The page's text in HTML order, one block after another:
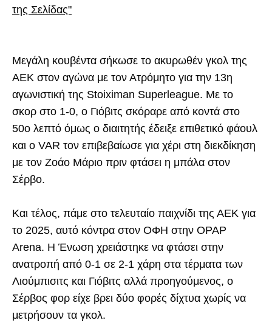
της Σελίδας"
Μεγάλη κουβέντα σήκωσε το ακυρωθέν γκολ της
ΑΕΚ στον αγώνα με τον Ατρόμητο για την 13η
αγωνιστική της Stoiximan Superleague. Με το
σκορ στο 1-0, ο Γιόβιτς σκόραρε από κοντά στο
50ο λεπτό όμως ο διαιτητής έδειξε επιθετικό φάουλ
και ο VAR τον επιβεβαίωσε για χέρι στη διεκδίκηση
με τον Ζοάο Μάριο πριν φτάσει η μπάλα στον
Σέρβο.
Και τέλος, πάμε στο τελευταίο παιχνίδι της ΑΕΚ για
το 2025, αυτό κόντρα στον ΟΦΗ στην OPAP
Arena. Η Ένωση χρειάστηκε να φτάσει στην
ανατροπή από 0-1 σε 2-1 χάρη στα τέρματα των
Λιούμπισιτς και Γιόβιτς αλλά προηγούμενος, ο
Σέρβος φορ είχε βρει δύο φορές δίχτυα χωρίς να
μετρήσουν τα γκολ.